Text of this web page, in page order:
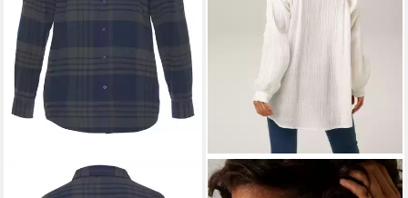
LASCANAHemdbluse aus
ANISTON CASUAL